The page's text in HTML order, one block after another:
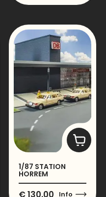
1/87 STATION
HORREM
€130,00 Info